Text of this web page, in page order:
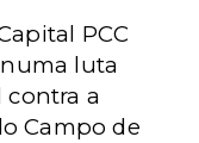
PCC
luta
contra a
Campo de